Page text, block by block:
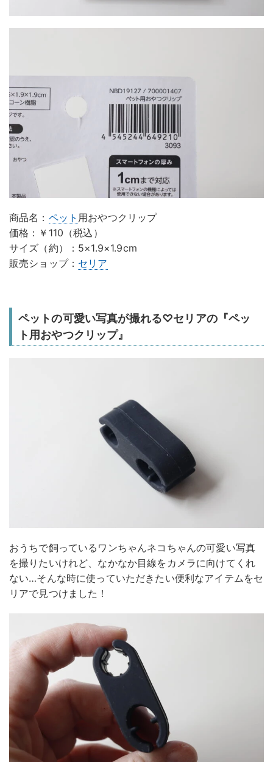
商品名： ペット 用おやつクリップ
価格：￥110（税込）
サイズ（約）：5×1.9×1.9cm
販売ショップ： セリア
ペットの可愛い写真が撮れる♡セリアの『ペッ
ト用おやつクリップ』
おうちで飼っているワンちゃんネコちゃんの可愛い写真
を撮りたいけれど、なかなか目線をカメラに向けてくれ
ない…そんな時に使っていただきたい便利なアイテムをセ
リアで見つけました！